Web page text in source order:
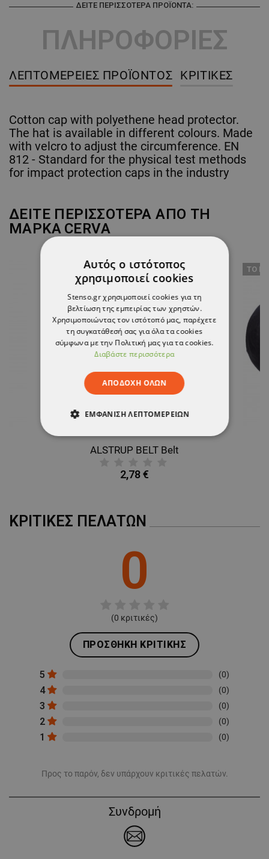
ΔΕΊΤΕ ΠΕΡΙΣΣΌΤΕΡΑ ΠΡΟΪΌΝΤΑ:
ΠΛΗΡΟΦΟΡΙΕΣ
ΛΕΠΤΟΜΈΡΕΙΕΣ ΠΡΟΪΌΝΤΟΣ ΚΡΙΤΙΚΈΣ
Cotton cap with polyethene head protector.
The hat is available in different colours. Made
with velcro to adjust the circumference. EN
812 - Standard for the physical test methods
for impact protection caps in the industry
ΔΕΙΤΕ ΠΕΡΙΣΣΟΤΕΡΑ ΑΠΟ ΤΗ
ΜΑΡΚΑ CERVA
ТΟ ΠΡΟΪΌΝ ΈΧΕΙ ΕΞΑΝΤΛΗΘΕΊ
ALSTRUP BELT Belt
2,78 €
ТΟ
ΚΡΙΤΙΚΈΣ ΠΕΛΑΤΏΝ
0
(0 κριτικές)
ΠΡΟΣΘΉΚΗ ΚΡΙΤΙΚΉΣ
5 (0)
4 (0)
3 (0)
2 (0)
1 (0)
Προς το παρόν, δεν υπάρχουν κριτικές πελατών.
Συνδρομή
Αυτός ο ιστότοπος
χρησιμοποιεί cookies
Stenso.gr χρησιμοποιεί cookies για τη
βελτίωση της εμπειρίας των χρηστών.
Χρησιμοποιώντας τον ιστότοπό μας, παρέχετε
τη συγκατάθεσή σας για όλα τα cookies
σύμφωνα με την Πολιτική μας για τα cookies.
Διαβάστε περισσότερα
ΑΠΟΔΟΧΉ ΌΛΩΝ
ΕΜΦΆΝΙΣΗ ΛΕΠΤΟΜΕΡΕΙΏΝ
ΑΠΌΔΟΣΗΣ
ΜΗ ΤΑΞΙΝΟΜΗΜΈΝΑ